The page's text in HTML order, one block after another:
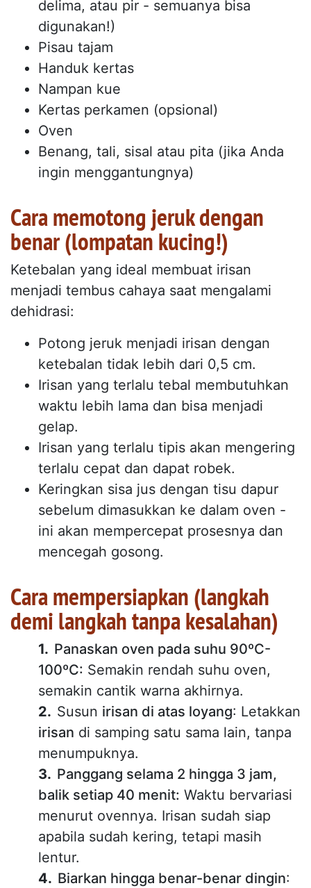
delima, atau pir - semuanya bisa
digunakan!)
Pisau tajam
Handuk kertas
Nampan kue
Kertas perkamen (opsional)
Oven
Benang, tali, sisal atau pita (jika Anda
ingin menggantungnya)
Cara memotong jeruk dengan
benar (lompatan kucing!)
Ketebalan yang ideal membuat irisan
menjadi tembus cahaya saat mengalami
dehidrasi:
Potong jeruk menjadi irisan dengan
ketebalan tidak lebih dari 0,5 cm.
Irisan yang terlalu tebal membutuhkan
waktu lebih lama dan bisa menjadi
gelap.
Irisan yang terlalu tipis akan mengering
terlalu cepat dan dapat robek.
Keringkan sisa jus dengan tisu dapur
sebelum dimasukkan ke dalam oven -
ini akan mempercepat prosesnya dan
mencegah gosong.
Cara mempersiapkan (langkah
demi langkah tanpa kesalahan)
Panaskan oven pada suhu 90ºC-
100ºC: Semakin rendah suhu oven,
semakin cantik warna akhirnya.
Susun irisan di atas loyang: Letakkan
irisan di samping satu sama lain, tanpa
menumpuknya.
Panggang selama 2 hingga 3 jam,
balik setiap 40 menit: Waktu bervariasi
menurut ovennya. Irisan sudah siap
apabila sudah kering, tetapi masih
lentur.
Biarkan hingga benar-benar dingin: